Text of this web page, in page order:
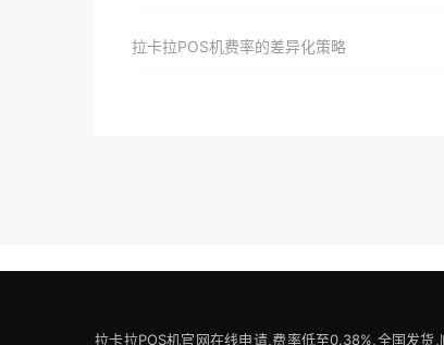
拉卡拉POS机费率的差异化策略
拉卡拉POS机官网在线申请,费率低至0.38%,全国发货,